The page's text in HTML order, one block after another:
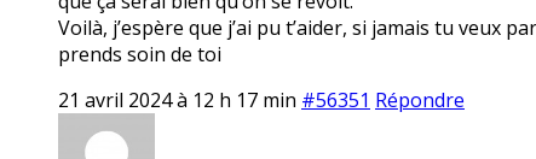
Voilà, j’espère que j’ai pu t’aider, si jamais tu veux
prends soin de toi
21 avril 2024 à 12 h 17 min #56351 Répondre